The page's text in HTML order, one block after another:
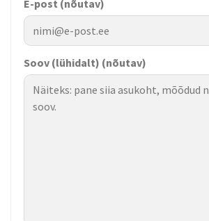
E-post (nõutav)
Soov (lühidalt) (nõutav)